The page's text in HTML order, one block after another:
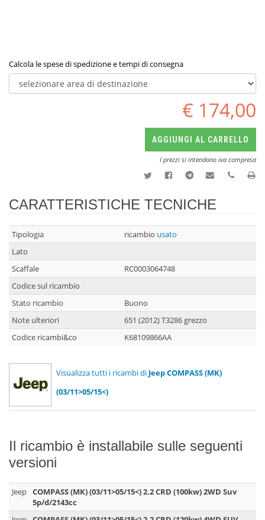
Calcola le spese di spedizione e tempi di consegna
€ 174,00
AGGIUNGI AL CARRELLO
I prezzi si intendono iva compresa
CARATTERISTICHE TECNICHE
Tipologia ricambio usato
Lato
Scaffale
RC0003064748
Codice sul ricambio
Stato ricambio
Buono
Note ulteriori
651 (2012) T3286 grezzo
Codice ricambi&co
K68109866AA
Visualizza tutti i ricambi di Jeep COMPASS (MK)
(03/11>05/15<)
Il ricambio è installabile sulle seguenti
versioni
Jeep COMPASS (MK) (03/11>05/15<) 2.2 CRD (100kw) 2WD Suv
5p/d/2143cc